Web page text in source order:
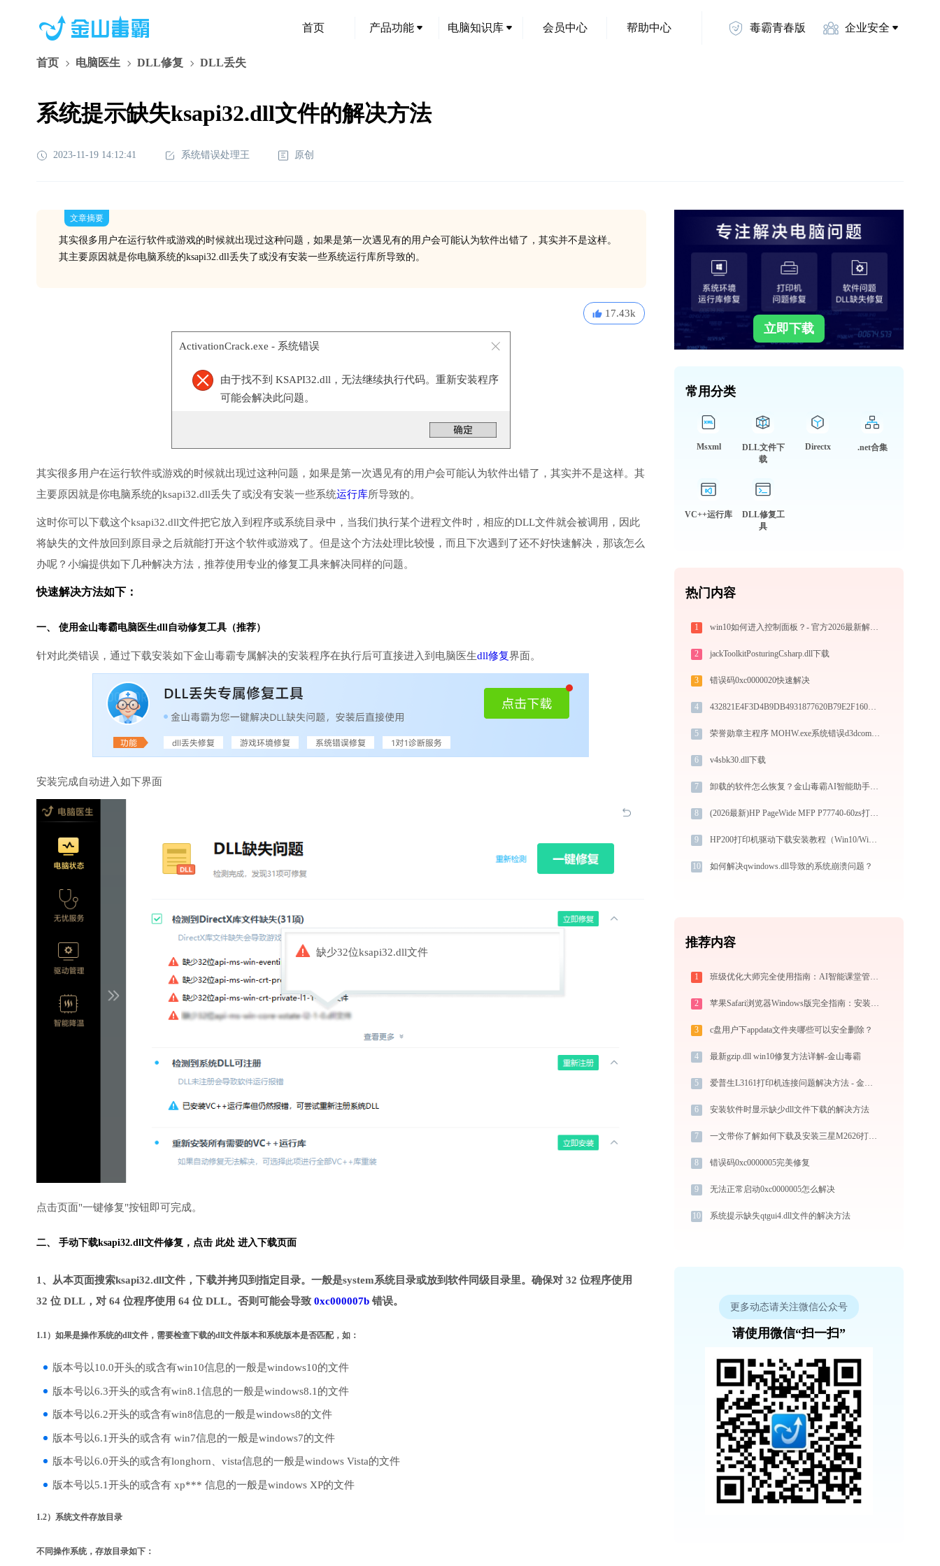
首页 产品功能 电脑知识库 会员中心 帮助中心 毒霸青春版 企业安全
首页 电脑医生 DLL修复 DLL丢失
系统提示缺失ksapi32.dll文件的解决方法
2023-11-19 14:12:41 系统错误处理王 原创
文章摘要
其实很多用户在运行软件或游戏的时候就出现过这种问题，如果是第一次遇见有的用户会可能认为软件出错了，其实并不是这样。
其主要原因就是你电脑系统的ksapi32.dll丢失了或没有安装一些系统运行库所导致的。
17.43k
ActivationCrack.exe - 系统错误
由于找不到 KSAPI32.dll，无法继续执行代码。重新安装程序
可能会解决此问题。
其实很多用户在运行软件或游戏的时候就出现过这种问题，如果是第一次遇见有的用户会可能认为软件出错了，其实并不是这样。其
主要原因就是你电脑系统的ksapi32.dll丢失了或没有安装一些系统运行库所导致的。
这时你可以下载这个ksapi32.dll文件把它放入到程序或系统目录中，当我们执行某个进程文件时，相应的DLL文件就会被调用，因此
将缺失的文件放回到原目录之后就能打开这个软件或游戏了。但是这个方法处理比较慢，而且下次遇到了还不好快速解决，那该怎么
办呢？小编提供如下几种解决方法，推荐使用专业的修复工具来解决同样的问题。
快速解决方法如下：
一、 使用金山毒霸电脑医生dll自动修复工具（推荐）
针对此类错误，通过下载安装如下金山毒霸专属解决的安装程序在执行后可直接进入到电脑医生dll修复界面。
安装完成自动进入如下界面
缺少32位ksapi32.dll文件
点击页面"一键修复"按钮即可完成。
二、 手动下载ksapi32.dll文件修复， 点击 此处 进入下载页面
1、从本页面搜索ksapi32.dll文件，下载并拷贝到指定目录。一般是system系统目录或放到软件同级目录里。确保对 32 位程序使用
32 位 DLL，对 64 位程序使用 64 位 DLL。否则可能会导致 0xc000007b 错误。
1.1）如果是操作系统的dll文件，需要检查下载的dll文件版本和系统版本是否匹配，如：
版本号以10.0开头的或含有win10信息的一般是windows10的文件
版本号以6.3开头的或含有win8.1信息的一般是windows8.1的文件
版本号以6.2开头的或含有win8信息的一般是windows8的文件
版本号以6.1开头的或含有 win7信息的一般是windows7的文件
版本号以6.0开头的或含有longhorn、vista信息的一般是windows Vista的文件
版本号以5.1开头的或含有 xp*** 信息的一般是windows XP的文件
1.2）系统文件存放目录
不同操作系统，存放目录如下：
立即下载
常用分类
Msxml
DLL文件下
载
Directx .net合集
VC++运行库
DLL修复工
具
热门内容
1 win10如何进入控制面板？- 官方2026最新解决教程
2 jackToolkitPosturingCsharp.dll下载
3 错误码0xc0000020快速解决
4 432821E4F3D4B9DB4931877620B79E2F16070FAD.dll下载
5 荣誉勋章主程序 MOHW.exe系统错误d3dcompiler_43.dll丢失如何解决
6 v4sbk30.dll下载
7 卸载的软件怎么恢复？金山毒霸AI智能助手一键帮您找回
8 (2026最新)HP PageWide MFP P77740-60zs打印机驱动下载安装步骤详细解析，让安装更简单
9 HP200打印机驱动下载安装教程（Win10/Win11）
10 如何解决qwindows.dll导致的系统崩溃问题？
推荐内容
1 班级优化大师完全使用指南：AI智能课堂管理的注册、实操与效率提升全攻略（2026最新）
2 苹果Safari浏览器Windows版完全指南：安装、功能与进阶使用技巧全攻略（2026最新）
3 c盘用户下appdata文件夹哪些可以安全删除？
4 最新gzip.dll win10修复方法详解-金山毒霸
5 爱普生L3161打印机连接问题解决方法 - 金山毒霸
6 安装软件时显示缺少dll文件下载的解决方法
7 一文带你了解如何下载及安装三星M2626打印机驱动
8 错误码0xc0000005完美修复
9 无法正常启动0xc0000005怎么解决
10 系统提示缺失qtgui4.dll文件的解决方法
更多动态请关注微信公众号
请使用微信“扫一扫”